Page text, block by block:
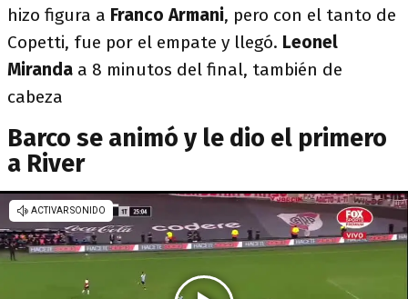
hizo figura a Franco Armani, pero con el tanto de
Copetti, fue por el empate y llegó. Leonel
Miranda a 8 minutos del final, también de
cabeza
Barco se animó y le dio el primero
a River